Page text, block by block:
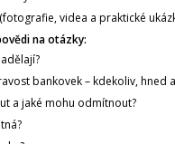
videa a praktické
na otázky:
bankovek – kdekoliv, hned
a jaké mohu odmítnout?